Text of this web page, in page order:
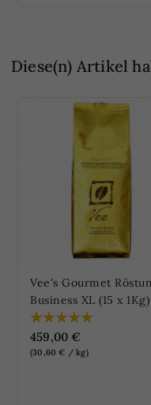
Diese(n) Artikel
Vee's Gourmet
Business XL (15 x 1Kg)
459,00 €
(30,60 € / kg)